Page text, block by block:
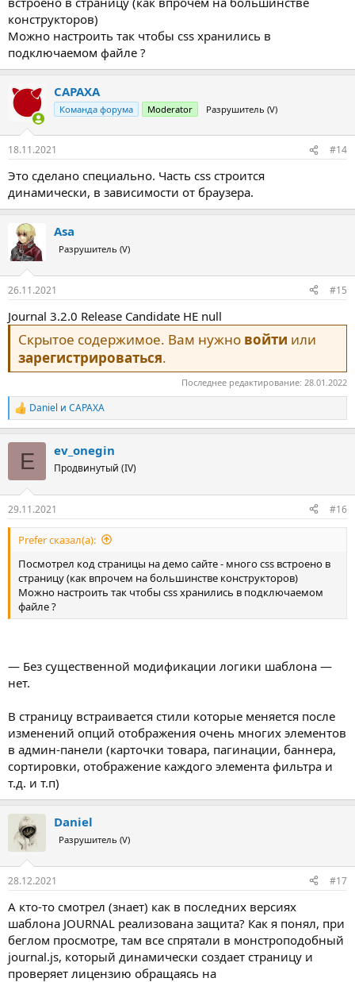
конструкторов)
Можно настроить так чтобы css хранились в
подключаемом файле ?
CAPAXA
Команда форума Moderator Разрушитель (V)
18.11.2021 #14
Это сделано специально. Часть css строится
динамически, в зависимости от браузера.
Asa
Разрушитель (V)
26.11.2021 #15
Journal 3.2.0 Release Candidate НЕ null
Скрытое содержимое. Вам нужно войти или
зарегистрироваться.
Последнее редактирование: 28.01.2022
Р
е
Daniel и CAPAXA
E ev_onegin
Продвинутый (IV)
29.11.2021 #16
Prefer сказал(а):
Посмотрел код страницы на демо сайте - много css встроено в
страницу (как впрочем на большинстве конструкторов)
Можно настроить так чтобы css хранились в подключаемом
файле ?
— Без существенной модификации логики шаблона —
нет.
В страницу встраивается стили которые меняется после
изменений опций отображения очень многих элементов
в админ-панели (карточки товара, пагинации, баннера,
сортировки, отображение каждого элемента фильтра и
т.д. и т.п)
Daniel
Разрушитель (V)
28.12.2021 #17
А кто-то смотрел (знает) как в последних версиях
шаблона JOURNAL реализована защита? Как я понял, при
беглом просмотре, там все спрятали в монстроподобный
journal.js, который динамически создает страницу и
проверяет лицензию обращаясь на